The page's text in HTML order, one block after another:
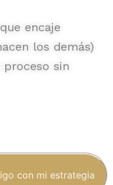
encaje
los demás)
sin
con mi estrategia